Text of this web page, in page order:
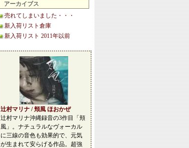
アーカイブス
売れてしまいました・・・
新入荷リスト倉庫
新入荷リスト 2011年以前
辻村マリナ / 頬風 ほおかぜ
辻村マリナ沖縄録音の3作目「頬
風」。ナチュラルなヴォーカル
に三線の音色も効果的で、元気
が生まれて安らげる作品。超強